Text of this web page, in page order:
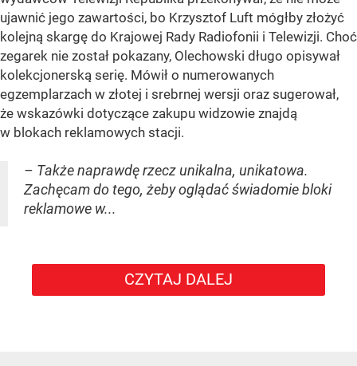
ujawnić jego zawartości, bo Krzysztof Luft mógłby złożyć
kolejną skargę do Krajowej Rady Radiofonii i Telewizji. Choć
zegarek nie został pokazany, Olechowski długo opisywał
kolekcjonerską serię. Mówił o numerowanych
egzemplarzach w złotej i srebrnej wersji oraz sugerował,
że wskazówki dotyczące zakupu widzowie znajdą
w blokach reklamowych stacji.
– Także naprawdę rzecz unikalna, unikatowa.
Zachęcam do tego, żeby oglądać świadomie bloki
reklamowe w...
CZYTAJ DALEJ